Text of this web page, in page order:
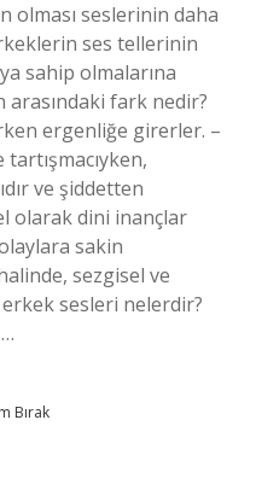
olması seslerinin daha
ses tellerinin
sahip olmalarına
arasındaki fark nedir?
ergenliğe girerler. –
tartışmacıyken,
ve şiddetten
olarak dini inançlar
sakin
sezgisel ve
erkek sesleri nelerdir?
Bırak